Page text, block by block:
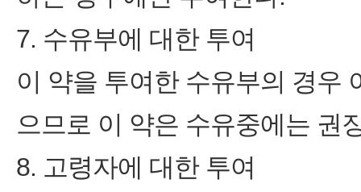
7. 수유부에 대한 투여
이 약을 투여한 수유부의 경우
으므로 이 약은 수유중에는 권
8. 고령자에 대한 투여